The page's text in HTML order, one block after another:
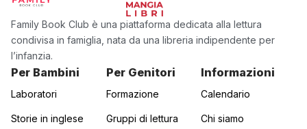
Family Book Club è una piattaforma dedicata alla lettura
condivisa in famiglia, nata da una libreria indipendente per
l’infanzia.
Per Bambini
Laboratori
Storie in inglese
Per Genitori
Formazione
Gruppi di lettura
Informazioni
Calendario
Chi siamo